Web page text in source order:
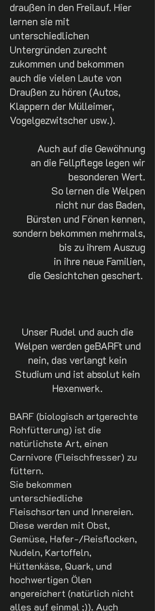
draußen in den Freilauf. Hier
lernen sie mit
unterschiedlichen
Untergründen zurecht
zukommen und bekommen
auch die vielen Laute von
Draußen zu hören (Autos,
Klappern der Mülleimer,
Vogelgezwitscher usw.).
Auch auf die Gewöhnung
an die Fellpflege legen wir
besonderen Wert.
So lernen die Welpen
nicht nur das Baden,
Bürsten und Fönen kennen,
sondern bekommen mehrmals,
bis zu ihrem Auszug
in ihre neue Familien,
die Gesichtchen geschert.
Unser Rudel und auch die
Welpen werden geBARFt und
nein, das verlangt kein
Studium und ist absolut kein
Hexenwerk.
BARF (biologisch artgerechte
Rohfütterung) ist die
natürlichste Art, einen
Carnivore (Fleischfresser) zu
füttern.
Sie bekommen
unterschiedliche
Fleischsorten und Innereien.
Diese werden mit Obst,
Gemüse, Hafer-/Reisflocken,
Nudeln, Kartoffeln,
Hüttenkäse, Quark, und
hochwertigen Ölen
angereichert (natürlich nicht
alles auf einmal ;)). Auch